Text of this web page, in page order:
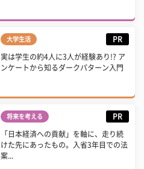
大学生活 PR
実は学生の約4人に3人が経験あり!? ア
ンケートから知るダークパターン入門
将来を考える PR
「日本経済への貢献」を軸に、走り続
けた先にあったもの。入省3年目での法
案...